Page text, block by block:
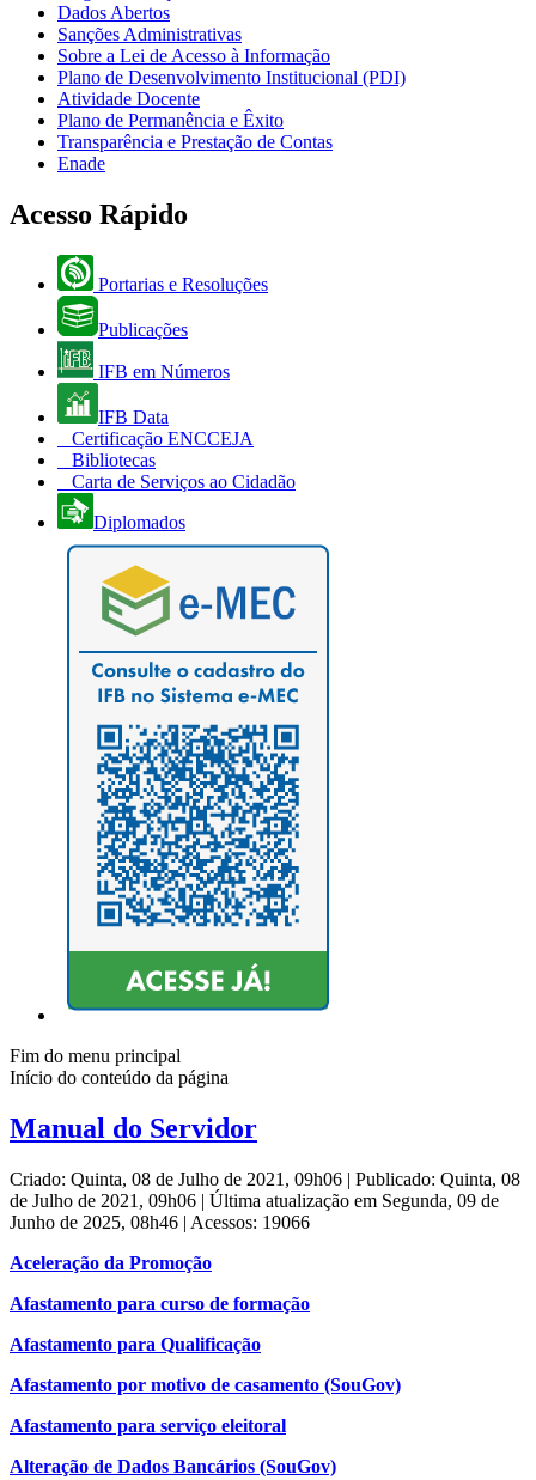
Dados Abertos
Sanções Administrativas
Sobre a Lei de Acesso à Informação
Plano de Desenvolvimento Institucional (PDI)
Atividade Docente
Plano de Permanência e Êxito
Transparência e Prestação de Contas
Enade
Acesso Rápido
Portarias e Resoluções
Publicações
IFB em Números
IFB Data
Certificação ENCCEJA
Bibliotecas
Carta de Serviços ao Cidadão
Diplomados
Fim do menu principal
Início do conteúdo da página
Manual do Servidor
Criado: Quinta, 08 de Julho de 2021, 09h06 | Publicado: Quinta, 08
de Julho de 2021, 09h06 | Última atualização em Segunda, 09 de
Junho de 2025, 08h46 | Acessos: 19066
Aceleração da Promoção
Afastamento para curso de formação
Afastamento para Qualificação
Afastamento por motivo de casamento (SouGov)
Afastamento para serviço eleitoral
Alteração de Dados Bancários (SouGov)